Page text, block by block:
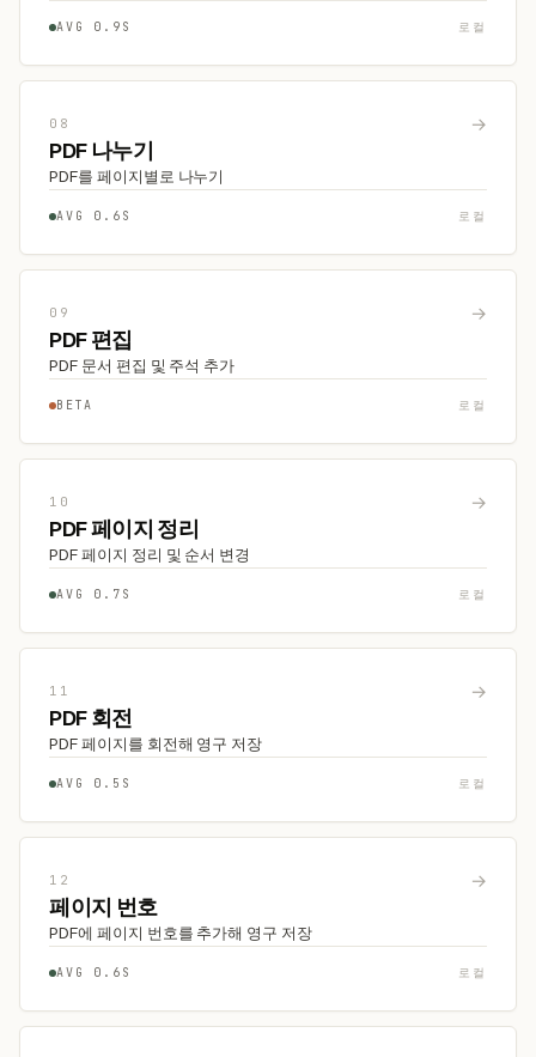
AVG 0.9S 로컬
08 →
PDF 나누기
PDF를 페이지별로 나누기
AVG 0.6S 로컬
09 →
PDF 편집
PDF 문서 편집 및 주석 추가
BETA 로컬
10 →
PDF 페이지 정리
PDF 페이지 정리 및 순서 변경
AVG 0.7S 로컬
11 →
PDF 회전
PDF 페이지를 회전해 영구 저장
AVG 0.5S 로컬
12 →
페이지 번호
PDF에 페이지 번호를 추가해 영구 저장
AVG 0.6S 로컬